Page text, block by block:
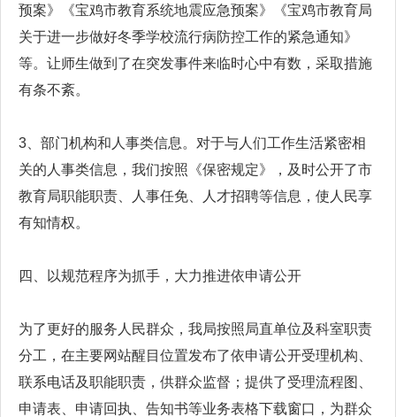
预案》《宝鸡市教育系统地震应急预案》《宝鸡市教育局
关于进一步做好冬季学校流行病防控工作的紧急通知》
等。让师生做到了在突发事件来临时心中有数，采取措施
有条不紊。
3、部门机构和人事类信息。对于与人们工作生活紧密相
关的人事类信息，我们按照《保密规定》，及时公开了市
教育局职能职责、人事任免、人才招聘等信息，使人民享
有知情权。
四、以规范程序为抓手，大力推进依申请公开
为了更好的服务人民群众，我局按照局直单位及科室职责
分工，在主要网站醒目位置发布了依申请公开受理机构、
联系电话及职能职责，供群众监督；提供了受理流程图、
申请表、申请回执、告知书等业务表格下载窗口，为群众